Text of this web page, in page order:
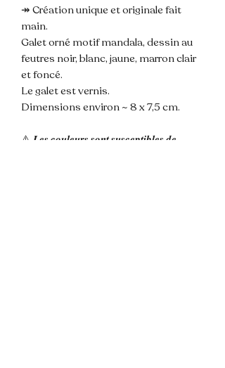
↠ Création unique et originale fait
main.
Galet orné motif mandala, dessin au
feutres noir, blanc, jaune, marron clair
et foncé.
Le galet est vernis.
Dimensions environ ~ 8 x 7,5 cm.
⚠️ 𝑳𝒆𝒔 𝒄𝒐𝒖𝒍𝒆𝒖𝒓𝒔 𝒔𝒐𝒏𝒕 𝒔𝒖𝒔𝒄𝒆𝒑𝒕𝒊𝒃𝒍𝒆𝒔 𝒅𝒆